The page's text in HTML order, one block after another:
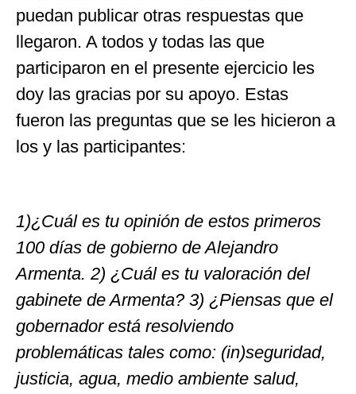
puedan publicar otras respuestas que
llegaron. A todos y todas las que
participaron en el presente ejercicio les
doy las gracias por su apoyo. Estas
fueron las preguntas que se les hicieron a
los y las participantes:
1)¿Cuál es tu opinión de estos primeros
100 días de gobierno de Alejandro
Armenta. 2) ¿Cuál es tu valoración del
gabinete de Armenta? 3) ¿Piensas que el
gobernador está resolviendo
problemáticas tales como: (in)seguridad,
justicia, agua, medio ambiente salud,